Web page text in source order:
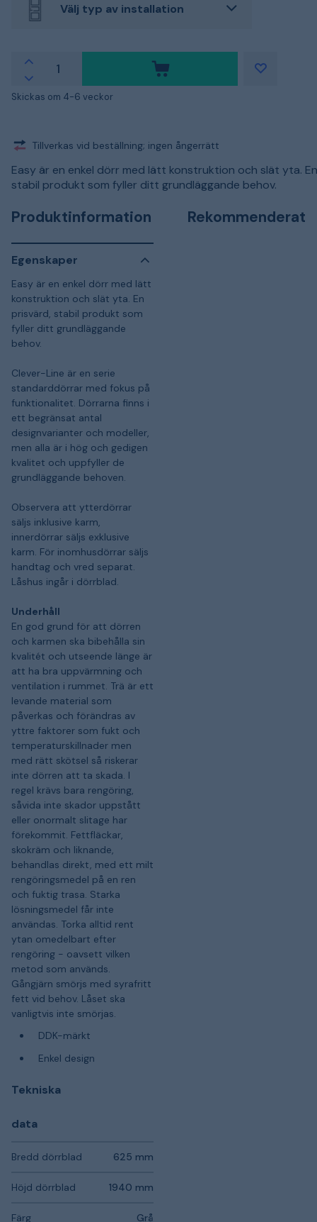
Välj typ av installation
Skickas om 4-6 veckor
Tillverkas vid beställning; ingen ångerrätt
Easy är en enkel dörr med lätt konstruktion och slät yta.
stabil produkt som fyller ditt grundläggande behov.
Produktinformation
Egenskaper
Easy är en enkel dörr med lätt
konstruktion och slät yta. En
prisvärd, stabil produkt som
fyller ditt grundläggande
behov.
Clever-Line är en serie
standarddörrar med fokus på
funktionalitet. Dörrarna finns i
ett begränsat antal
designvarianter och modeller,
men alla är i hög och gedigen
kvalitet och uppfyller de
grundläggande behoven.
Observera att ytterdörrar
säljs inklusive karm,
innerdörrar säljs exklusive
karm. För inomhusdörrar säljs
handtag och vred separat.
Låshus ingår i dörrblad.
Underhåll
En god grund för att dörren
och karmen ska bibehålla sin
kvalitét och utseende länge är
att ha bra uppvärmning och
ventilation i rummet. Trä är ett
levande material som
påverkas och förändras av
yttre faktorer som fukt och
temperaturskillnader men
med rätt skötsel så riskerar
inte dörren att ta skada. I
regel krävs bara rengöring,
såvida inte skador uppstått
eller onormalt slitage har
förekommit. Fettfläckar,
skokräm och liknande,
behandlas direkt, med ett milt
rengöringsmedel på en ren
och fuktig trasa. Starka
lösningsmedel får inte
användas. Torka alltid rent
ytan omedelbart efter
rengöring - oavsett vilken
metod som används.
Gångjärn smörjs med syrafritt
fett vid behov. Låset ska
vanligtvis inte smörjas.
DDK-märkt
Enkel design
Tekniska
data
Bredd dörrblad 625 mm
Höjd dörrblad 1940 mm
Färg Grå
Rekommenderat